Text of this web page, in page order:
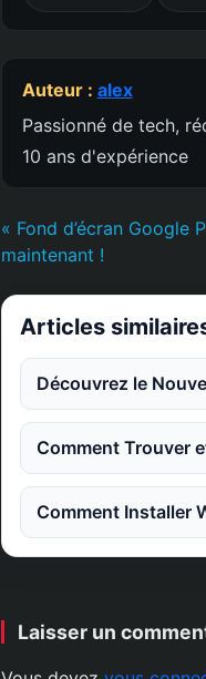
Auteur : alex
Passionné de tech,
10 ans d'expérience
« Fond d’écran Google
maintenant !
Articles
Découvrez le
Comment Trouver
Comment Installer
Laisser un